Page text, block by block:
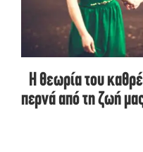
Η θεωρία του
περνά από τη ζωή